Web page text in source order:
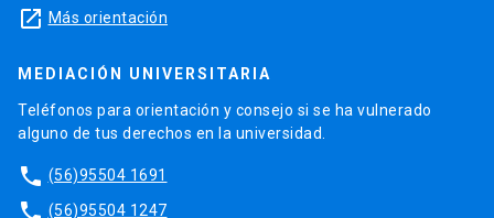
launch Más orientación
MEDIACIÓN UNIVERSITARIA
Teléfonos para orientación y consejo si se ha vulnerado
alguno de tus derechos en la universidad.
phone (56)95504 1691
phone (56)95504 1247